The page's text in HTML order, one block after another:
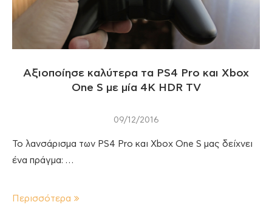
Αξιοποίησε καλύτερα τα PS4 Pro και Xbox
One S με μία 4Κ HDR TV
09/12/2016
Το λανσάρισμα των PS4 Pro και Xbox One S μας δείχνει
ένα πράγμα: …
Περισσότερα